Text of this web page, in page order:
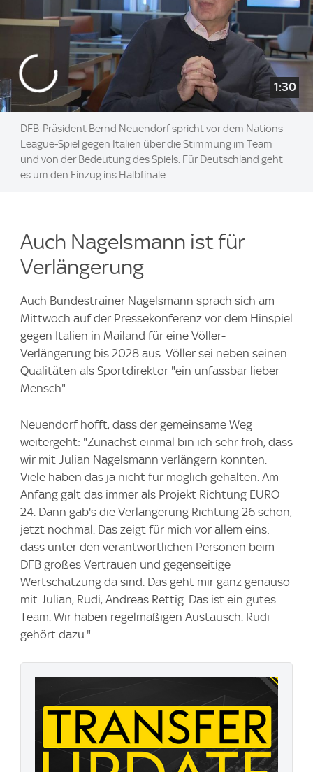
1:30
DFB-Präsident Bernd Neuendorf spricht vor dem Nations-
League-Spiel gegen Italien über die Stimmung im Team
und von der Bedeutung des Spiels. Für Deutschland geht
es um den Einzug ins Halbfinale.
Auch Nagelsmann ist für
Verlängerung
Auch Bundestrainer Nagelsmann sprach sich am
Mittwoch auf der Pressekonferenz vor dem Hinspiel
gegen Italien in Mailand für eine Völler-
Verlängerung bis 2028 aus. Völler sei neben seinen
Qualitäten als Sportdirektor "ein unfassbar lieber
Mensch".
Neuendorf hofft, dass der gemeinsame Weg
weitergeht: "Zunächst einmal bin ich sehr froh, dass
wir mit Julian Nagelsmann verlängern konnten.
Viele haben das ja nicht für möglich gehalten. Am
Anfang galt das immer als Projekt Richtung EURO
24. Dann gab's die Verlängerung Richtung 26 schon,
jetzt nochmal. Das zeigt für mich vor allem eins:
dass unter den verantwortlichen Personen beim
DFB großes Vertrauen und gegenseitige
Wertschätzung da sind. Das geht mir ganz genauso
mit Julian, Rudi, Andreas Rettig. Das ist ein gutes
Team. Wir haben regelmäßigen Austausch. Rudi
gehört dazu."